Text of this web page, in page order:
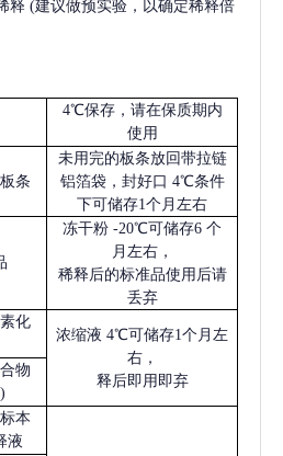
释 (建议做预实验，以确定稀释倍
4℃保存，请在保质期内
使用
条
未用完的板条放回带拉链
铝箔袋，封好口 4℃条件
下可储存1个月左右
冻干粉 -20℃可储存6 个
月左右，
稀释后的标准品使用后请
丢弃
化
浓缩液 4℃可储存1个月左
右，
释后即用即弃
物
本
液